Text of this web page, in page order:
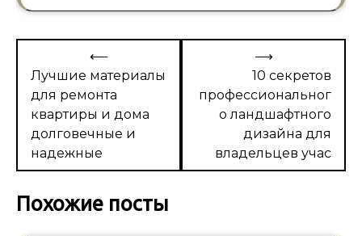
Навигация
по
записям
⟵
Лучшие материалы
для ремонта
квартиры и дома
долговечные и
надежные
10 секретов
профессиональног
о ландшафтного
дизайна для
владельцев учас
⟶
Похожие посты